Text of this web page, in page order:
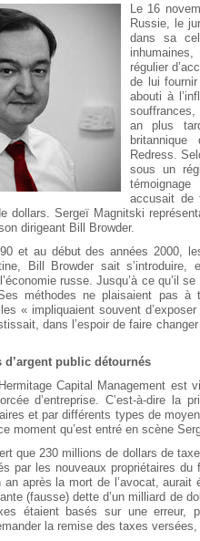
Le 16
Russie, le
dans sa
régulier
de lui
abouti à
an plus
Redress.
sous un
accusait de
dollars. Sergeï Magnitski
dirigeant Bill Browder.
et au début des années 2000,
Bill Browder sait
russe. Jusqu’à ce qu’il
méthodes ne plaisaient pas à
« impliquaient souvent
dans l’espoir de faire
public détournés
Capital Management est
d’entreprise. C’est-à-dire la
et par différents types de
moment qu’est entré en scène
que 230 millions de dollars de
par les nouveaux propriétaires
an après la mort de l’avocat,
(fausse) dette d’un milliard de
étaient basés sur une erreur,
la remise des taxes versées,